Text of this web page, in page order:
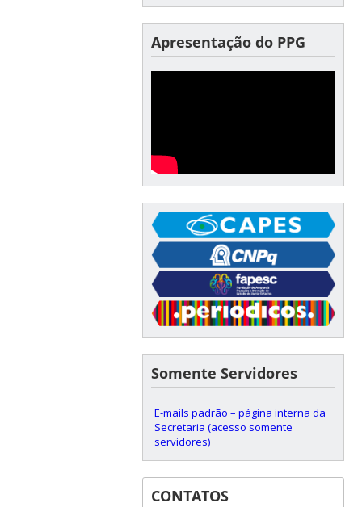
Apresentação do PPG
Somente Servidores
E-mails padrão – página interna da
Secretaria (acesso somente
servidores)
CONTATOS